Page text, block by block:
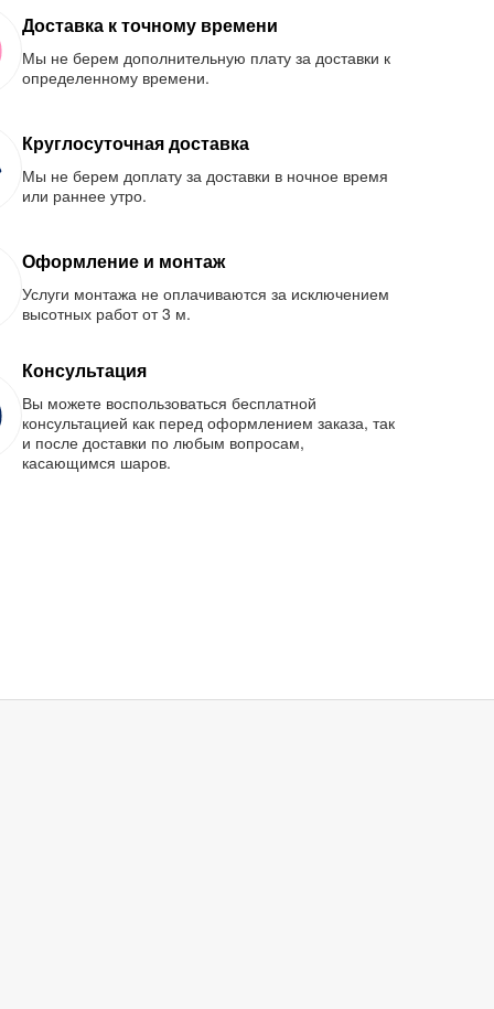
Доставка к точному времени
Мы не берем дополнительную плату за доставки к
определенному времени.
Круглосуточная доставка
Мы не берем доплату за доставки в ночное время
или раннее утро.
Оформление и монтаж
Услуги монтажа не оплачиваются за исключением
высотных работ от 3 м.
Консультация
Вы можете воспользоваться бесплатной
консультацией как перед оформлением заказа, так
и после доставки по любым вопросам,
касающимся шаров.